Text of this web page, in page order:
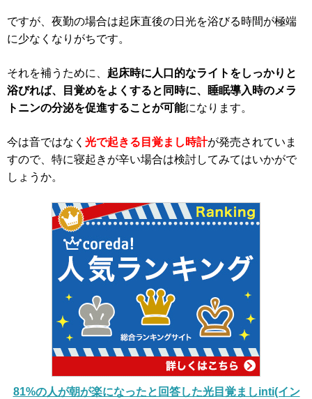
ですが、夜勤の場合は起床直後の日光を浴びる時間が極端
に少なくなりがちです。
それを補うために、 起床時に人口的なライトをしっかりと
浴びれば、目覚めをよくすると同時に、睡眠導入時のメラ
トニンの分泌を促進することが可能になります。
今は音ではなく 光で起きる目覚まし時計が発売されていま
すので、特に寝起きが辛い場合は検討してみてはいかがで
しょうか。
81%の人が朝が楽になったと回答した光目覚ましinti(イン